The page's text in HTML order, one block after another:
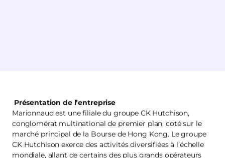
Présentation de l’entreprise
Marionnaud est une filiale du groupe CK Hutchison,
conglomérat multinational de premier plan, coté sur le
marché principal de la Bourse de Hong Kong. Le groupe
CK Hutchison exerce des activités diversifiées à l’échelle
mondiale, allant de certains des plus grands opérateurs